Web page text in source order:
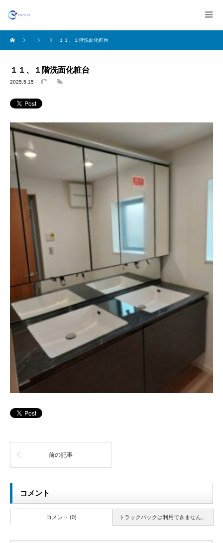
１１、１階洗面化粧台
１１、１階洗面化粧台
2025.5.15
前の記事
コメント
トラックバックは利用できません。
コメント (0)